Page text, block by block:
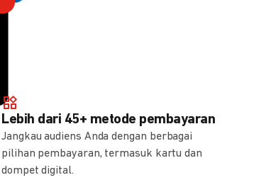
Lebih dari 45+ metode pembayaran
Jangkau audiens Anda dengan berbagai
pilihan pembayaran, termasuk kartu dan
dompet digital.